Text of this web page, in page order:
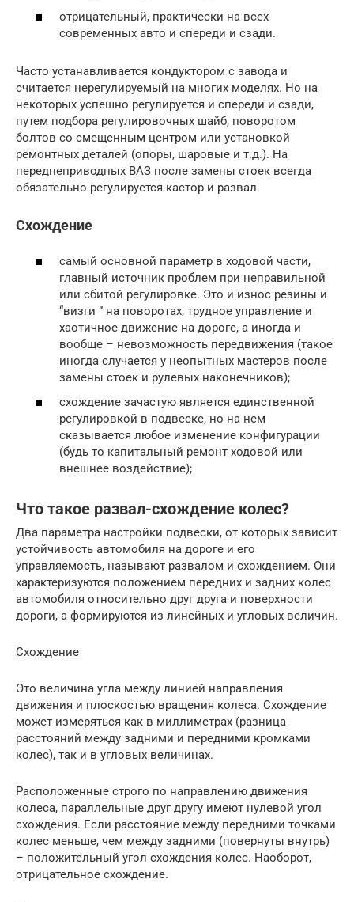
отрицательный, практически на всех
современных авто и спереди и сзади.
Часто устанавливается кондуктором с завода и
считается нерегулируемый на многих моделях. Но на
некоторых успешно регулируется и спереди и сзади,
путем подбора регулировочных шайб, поворотом
болтов со смещенным центром или установкой
ремонтных деталей (опоры, шаровые и т.д.). На
переднеприводных ВАЗ после замены стоек всегда
обязательно регулируется кастор и развал.
Схождение
самый основной параметр в ходовой части,
главный источник проблем при неправильной
или сбитой регулировке. Это и износ резины и
“визги ” на поворотах, трудное управление и
хаотичное движение на дороге, а иногда и
вообще – невозможность передвижения (такое
иногда случается у неопытных мастеров после
замены стоек и рулевых наконечников);
схождение зачастую является единственной
регулировкой в подвеске, но на нем
сказывается любое изменение конфигурации
(будь то капитальный ремонт ходовой или
внешнее воздействие);
Что такое развал-схождение колес?
Два параметра настройки подвески, от которых зависит
устойчивость автомобиля на дороге и его
управляемость, называют развалом и схождением. Они
характеризуются положением передних и задних колес
автомобиля относительно друг друга и поверхности
дороги, а формируются из линейных и угловых величин.
Схождение
Это величина угла между линией направления
движения и плоскостью вращения колеса. Схождение
может измеряться как в миллиметрах (разница
расстояний между задними и передними кромками
колес), так и в угловых величинах.
Расположенные строго по направлению движения
колеса, параллельные друг другу имеют нулевой угол
схождения. Если расстояние между передними точками
колес меньше, чем между задними (повернуты внутрь)
– положительный угол схождения колес. Наоборот,
отрицательное схождение.